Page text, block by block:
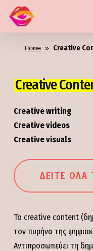
main
contentHome » Creative
Creative
Creative writing
Creative videos
Creative visuals
ΔΕΊΤΕ ΌΛΑ
Το creative content
τον πυρήνα της
Αντιπροσωπεύει τη